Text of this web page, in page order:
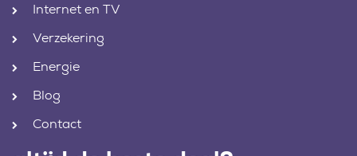
Internet en TV
Verzekering
Energie
Blog
Contact